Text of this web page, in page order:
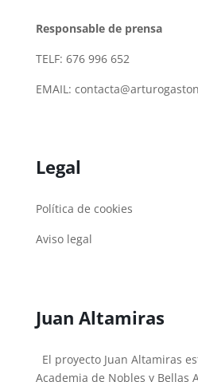
Responsable de prensa
TELF: 676 996 652
EMAIL:
Legal
Política de cookies
Aviso legal
Juan Altamiras
El proyecto Juan Altamiras
Academia de Nobles y Bellas